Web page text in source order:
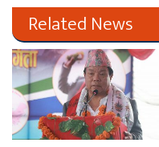
Related News